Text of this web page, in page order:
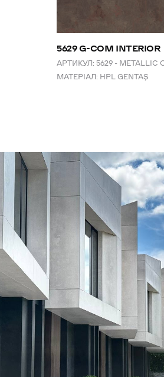
5629 G-COM INTERIOR
АРТИКУЛ: 5629 - METALLIC
МАТЕРІАЛ: HPL GENTAŞ